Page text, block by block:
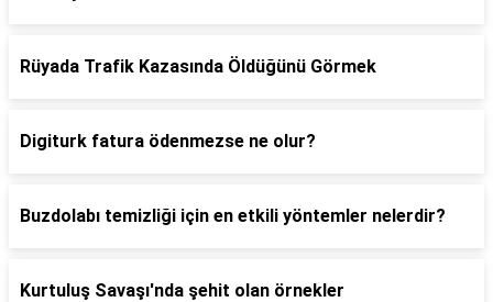
Rüyada Trafik Kazasında Öldüğünü Görmek
Digiturk fatura ödenmezse ne olur?
Buzdolabı temizliği için en etkili yöntemler nelerdir?
Kurtuluş Savaşı'nda şehit olan örnekler